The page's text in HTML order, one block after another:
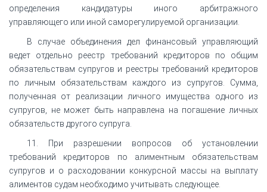
определения кандидатуры иного арбитражного
управляющего или иной саморегулируемой организации.
В случае объединения дел финансовый управляющий
ведет отдельно реестр требований кредиторов по общим
обязательствам супругов и реестры требований кредиторов
по личным обязательствам каждого из супругов. Сумма,
полученная от реализации личного имущества одного из
супругов, не может быть направлена на погашение личных
обязательств другого супруга.
11. При разрешении вопросов об установлении
требований кредиторов по алиментным обязательствам
супругов и о расходовании конкурсной массы на выплату
алиментов судам необходимо учитывать следующее.